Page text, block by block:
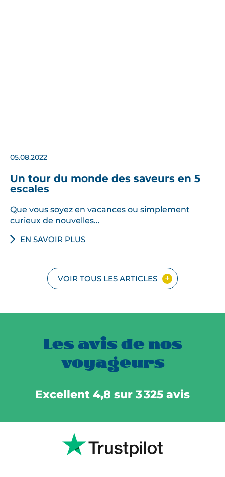
05.08.2022
Un tour du monde des saveurs en 5
escales
Que vous soyez en vacances ou simplement
curieux de nouvelles…
EN SAVOIR PLUS
VOIR TOUS LES ARTICLES
Les avis de nos
voyageurs
Excellent 4,8 sur 3 325 avis